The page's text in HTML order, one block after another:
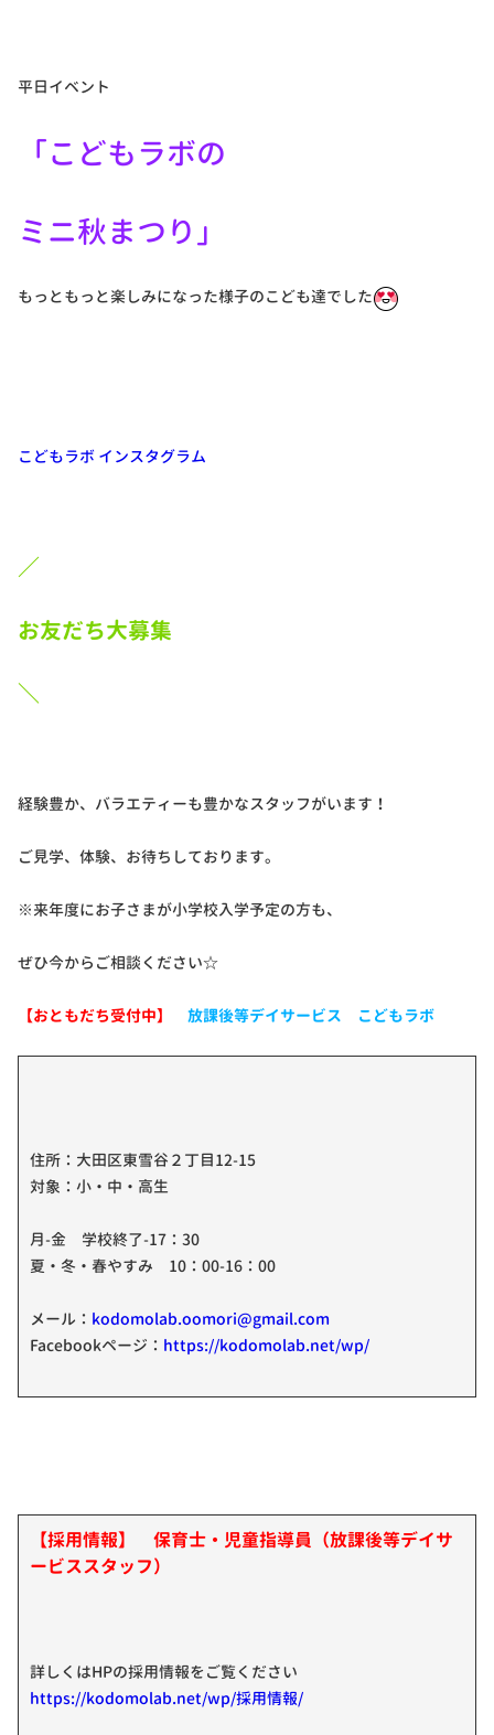
平日イベント
「こどもラボの
ミニ秋まつり」
もっともっと楽しみになった様子のこども達でした
こどもラボ インスタグラム
／
お友だち大募集
＼
経験豊か、バラエティーも豊かなスタッフがいます！
ご見学、体験、お待ちしております。
※来年度にお子さまが小学校入学予定の方も、
ぜひ今からご相談ください☆
【おともだち受付中】 放課後等デイサービス こどもラボ
住所：大田区東雪谷２丁目12-15
対象：小・中・高生
月-金 学校終了-17：30
夏・冬・春やすみ 10：00-16：00
メール： kodomolab.oomori@gmail.com
Facebookページ： https://kodomolab.net/wp/
【採用情報】 保育士・児童指導員（放課後等デイサ
ービススタッフ）
詳しくはHPの採用情報をご覧ください
https://kodomolab.net/wp/採用情報/